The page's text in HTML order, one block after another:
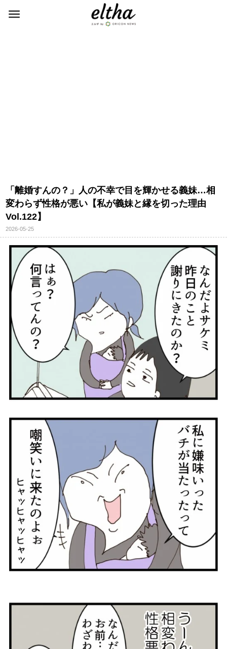
「離婚すんの？」人の不幸で目を輝かせる義妹…相
変わらず性格が悪い【私が義妹と縁を切った理由
Vol.122】
2026-05-25